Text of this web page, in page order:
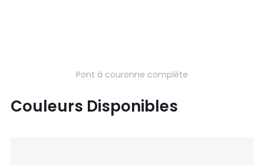
Pont à couronne complète
Couleurs Disponibles